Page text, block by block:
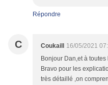
Répondre
C Coukaill
16/05/2021
Bonjour Dan,et à toutes
Bravo pour les
très détaillé ,on